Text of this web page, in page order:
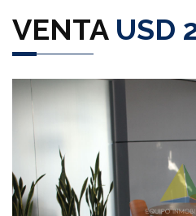
VENTAUSD